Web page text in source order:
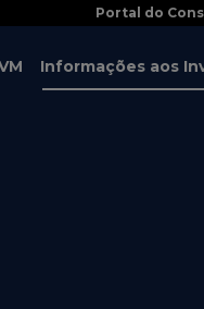
Portal do
Informações aos